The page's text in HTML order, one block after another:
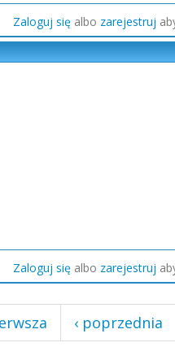
Zaloguj się albo zarejestruj
Zaloguj się albo zarejestruj
‹ poprzednia